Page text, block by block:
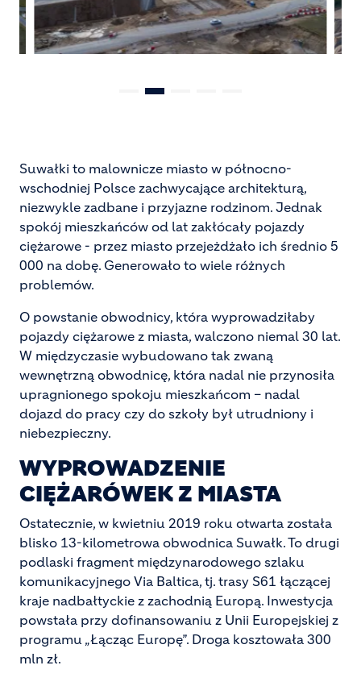
Suwałki to malownicze miasto w północno-
wschodniej Polsce zachwycające architekturą,
niezwykle zadbane i przyjazne rodzinom. Jednak
spokój mieszkańców od lat zakłócały pojazdy
ciężarowe - przez miasto przejeżdżało ich średnio 5
000 na dobę. Generowało to wiele różnych
problemów.
O powstanie obwodnicy, która wyprowadziłaby
pojazdy ciężarowe z miasta, walczono niemal 30 lat.
W międzyczasie wybudowano tak zwaną
wewnętrzną obwodnicę, która nadal nie przynosiła
upragnionego spokoju mieszkańcom – nadal
dojazd do pracy czy do szkoły był utrudniony i
niebezpieczny.
WYPROWADZENIE
CIĘŻARÓWEK Z MIASTA
Ostatecznie, w kwietniu 2019 roku otwarta została
blisko 13-kilometrowa obwodnica Suwałk. To drugi
podlaski fragment międzynarodowego szlaku
komunikacyjnego Via Baltica, tj. trasy S61 łączącej
kraje nadbałtyckie z zachodnią Europą. Inwestycja
powstała przy dofinansowaniu z Unii Europejskiej z
programu „Łącząc Europę”. Droga kosztowała 300
mln zł.